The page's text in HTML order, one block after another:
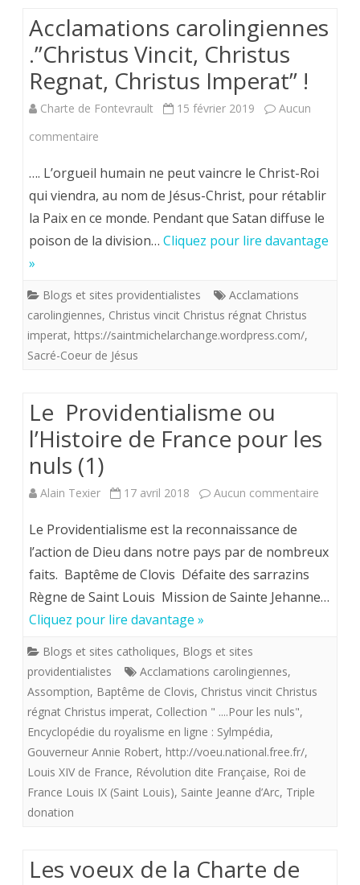
les
trois
coups.
Acclamations carolingiennes
.”Christus Vincit, Christus
Regnat, Christus Imperat” !
Charte de Fontevrault 15 février 2019
Aucun
commentaire
carolingiennes
.”Christus
Vincit,
Regnat,
Christus
Imperat”
…. L’orgueil humain ne peut vaincre le Christ-Roi
qui viendra, au nom de Jésus-Christ, pour rétablir
la Paix en ce monde. Pendant que Satan diffuse le
poison de la division… Cliquez pour lire davantage
»
Blogs et sites providentialistes
Acclamations
carolingiennes, Christus vincit Christus régnat Christus
imperat, https://saintmichelarchange.wordpress.com/,
Sacré-Coeur de Jésus
Le Providentialisme ou
l’Histoire de France pour les
nuls (1)
Alain Texier 17 avril 2018 Aucun commentaire
Le Providentialisme est la reconnaissance de
l’action de Dieu dans notre pays par de nombreux
faits. Baptême de Clovis Défaite des sarrazins
Règne de Saint Louis Mission de Sainte Jehanne…
Cliquez pour lire davantage »
Blogs et sites catholiques, Blogs et sites
providentialistes
Acclamations carolingiennes,
Assomption, Baptême de Clovis, Christus vincit Christus
régnat Christus imperat, Collection " ....Pour les nuls",
Encyclopédie du royalisme en ligne : Sylmpédia,
Gouverneur Annie Robert, http://voeu.national.free.fr/,
Louis XIV de France, Révolution dite Française, Roi de
France Louis IX (Saint Louis), Sainte Jeanne d’Arc, Triple
donation
Les voeux de la Charte de